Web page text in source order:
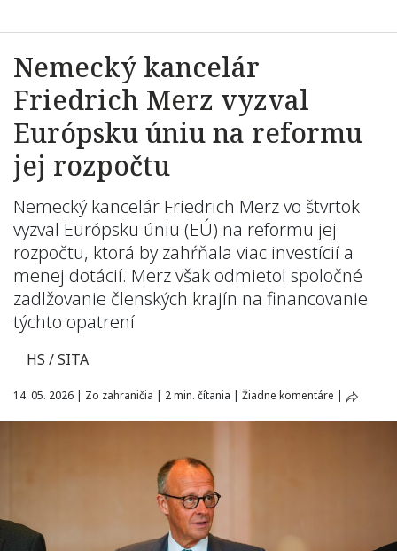
Nemecký kancelár
Friedrich Merz vyzval
Európsku úniu na reformu
jej rozpočtu
Nemecký kancelár Friedrich Merz vo štvrtok
vyzval Európsku úniu (EÚ) na reformu jej
rozpočtu, ktorá by zahŕňala viac investícií a
menej dotácií. Merz však odmietol spoločné
zadlžovanie členských krajín na financovanie
týchto opatrení
HS / SITA
14. 05. 2026 | Zo zahraničia | 2 min. čítania | Žiadne komentáre |